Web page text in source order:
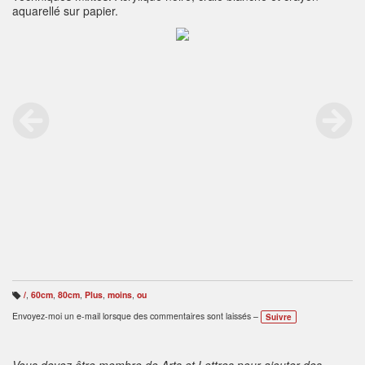
aquarellé sur papier.
B
ali
s
/, 60cm, 80cm, Plus, moins, ou
Envoyez-moi un e-mail lorsque des commentaires sont laissés –
Suivre